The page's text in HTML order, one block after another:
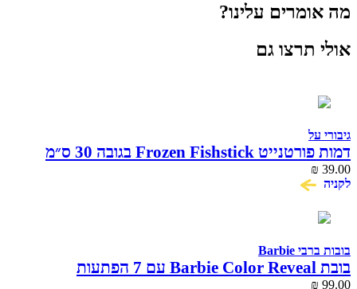
מה אומרים עלינו?
אולי תרצו גם
גיבורי על
דמות פורטנייט Frozen Fishstick בגובה 30 ס״מ
Victory Series
₪ 39.00
לקניה
בובות ברבי Barbie
בובת Barbie Color Reveal עם 7 הפתעות
₪ 99.00